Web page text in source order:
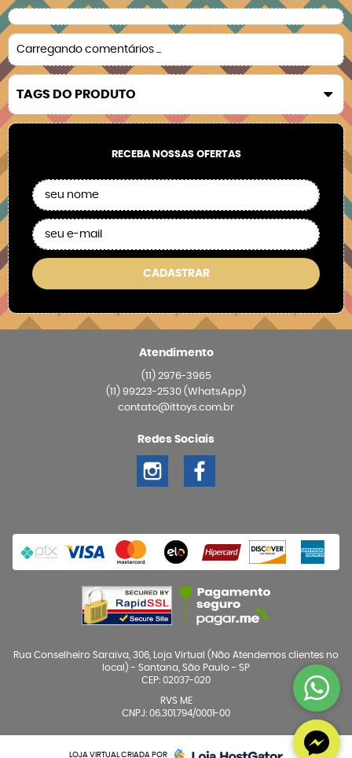
Carregando comentários ...
TAGS DO PRODUTO
RECEBA NOSSAS OFERTAS
CADASTRAR
Atendimento
(11)2976-3965
(11) 99223-2530 (WhatsApp)
contato@ittoys.com.br
Redes Sociais
Rua Conselheiro Saraiva, 306, Loja Virtual (Não Atendemos clientes no
local) - Santana, São Paulo - SP
CEP: 02037-020
RVS ME
CNPJ: 06.301.794/0001-00
LOJA VIRTUAL CRIADA POR